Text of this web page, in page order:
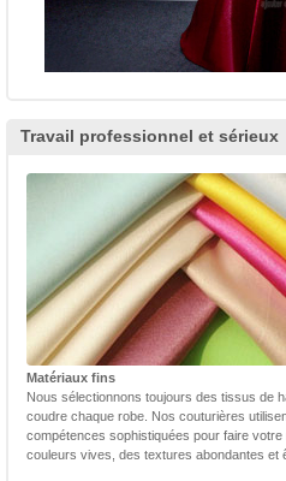
Travail professionnel et sérieux
Matériaux fins
Nous sélectionnons toujours des tissus de
coudre chaque robe. Nos couturières
compétences sophistiquées pour faire
couleurs vives, des textures abondantes et